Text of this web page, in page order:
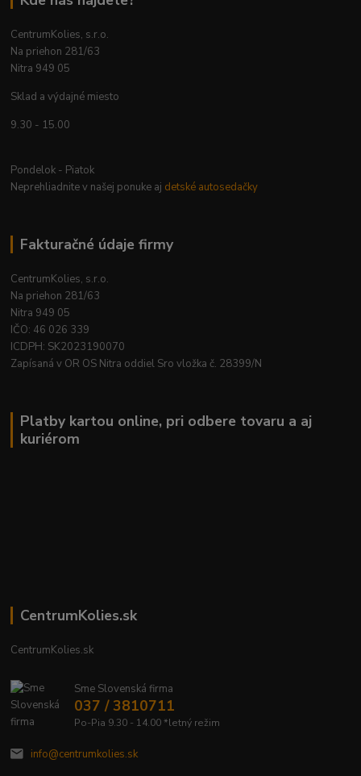
CentrumKolies, s.r.o.
Na priehon 281/63
Nitra 949 05
Sklad a výdajné miesto
9.30 - 15.00
Pondelok - Piatok
Neprehliadnite v našej ponuke aj detské autosedačky
Fakturačné údaje firmy
CentrumKolies, s.r.o.
Na priehon 281/63
Nitra 949 05
IČO: 46 026 339
ICDPH: SK2023190070
Zapísaná v OR OS Nitra oddiel Sro vložka č. 28399/N
Platby kartou online, pri odbere tovaru a aj
kuriérom
CentrumKolies.sk
CentrumKolies.sk
Sme Slovenská firma
037 / 3810711
Po-Pia 9.30 - 14.00 *letný režim
info@centrumkolies.sk